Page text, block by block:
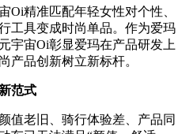
Oi精准匹配年轻女性对个性、
工具变成时尚单品。作为爱玛
宇宙Oi彰显爱玛在产品研发上
产品创新树立新标杆。
范式
值老旧、骑行体验差、产品同